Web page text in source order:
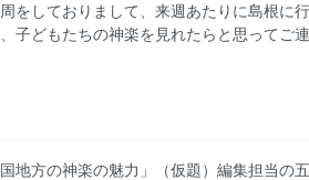
をしておりまして、来週あたりに島根に行
子どもたちの神楽を見れたらと思ってご連
地方の神楽の魅力」（仮題）編集担当の五